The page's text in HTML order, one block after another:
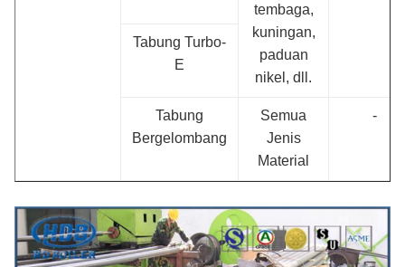
tembaga,
kuningan,
paduan
nikel, dll.
Tabung Turbo-
E
Tabung
Bergelombang
Semua
Jenis
Material
-